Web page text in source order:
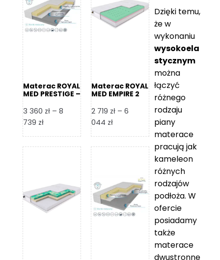
7
000 zł
8
865 zł
Materac ROYAL
MED PRESTIGE –
3 360 zł – 8
739 złZakres
od
8
739 zł
Materac ROYAL
MED EMPIRE 2
2 719 zł – 6
044 złZakres
od
6
044 zł
Dzięki temu,
że w
wykonaniu
wysokoela
stycznym
można
łączyć
różnego
rodzaju
piany
materace
pracują jak
kameleon
różnych
rodzajów
podłoża. W
ofercie
posiadamy
także
materace
dwustronne